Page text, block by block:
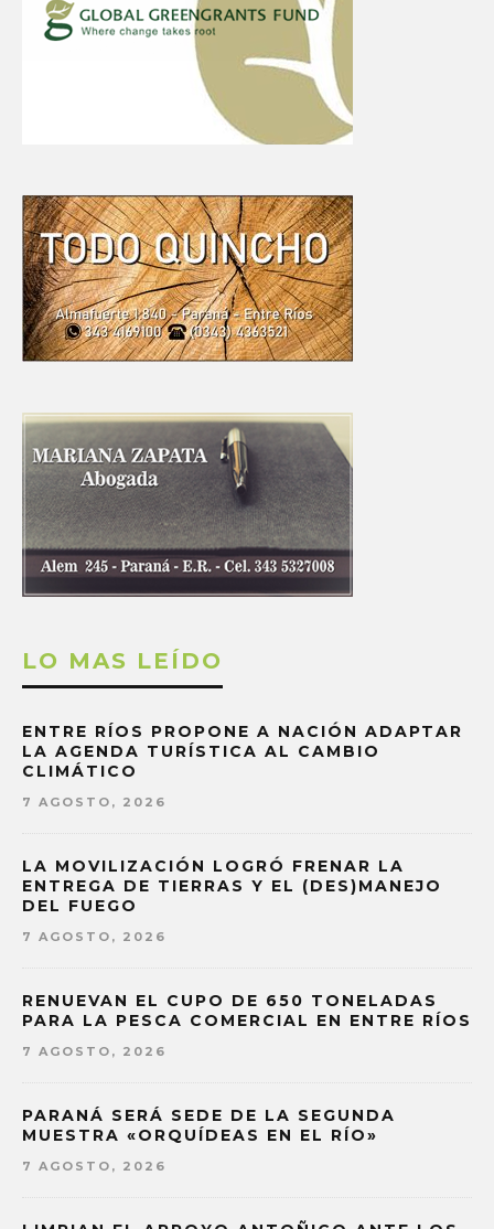
LO MAS LEÍDO
ENTRE RÍOS PROPONE A NACIÓN ADAPTAR
LA AGENDA TURÍSTICA AL CAMBIO
CLIMÁTICO
7 AGOSTO, 2026
LA MOVILIZACIÓN LOGRÓ FRENAR LA
ENTREGA DE TIERRAS Y EL (DES)MANEJO
DEL FUEGO
7 AGOSTO, 2026
RENUEVAN EL CUPO DE 650 TONELADAS
PARA LA PESCA COMERCIAL EN ENTRE RÍOS
7 AGOSTO, 2026
PARANÁ SERÁ SEDE DE LA SEGUNDA
MUESTRA «ORQUÍDEAS EN EL RÍO»
7 AGOSTO, 2026